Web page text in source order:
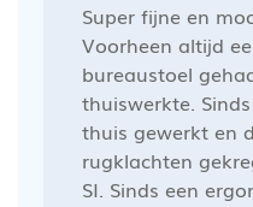
Super fijne en
Voorheen altijd
bureaustoel
thuiswerkte.
thuis gewerkt en
rugklachten
SI. Sinds een